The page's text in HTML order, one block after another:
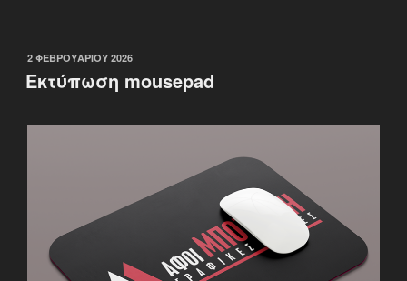
ΔΗΜΟΣΙΕΎΤΗΚΕ
ΣΤΙΣ
2 ΦΕΒΡΟΥΑΡΊΟΥ 2026
Εκτύπωση mousepad